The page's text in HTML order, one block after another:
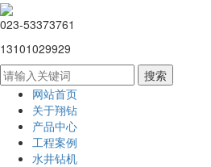
023-53373761
13101029929
网站首页
关于翔钻
产品中心
工程案例
水井钻机